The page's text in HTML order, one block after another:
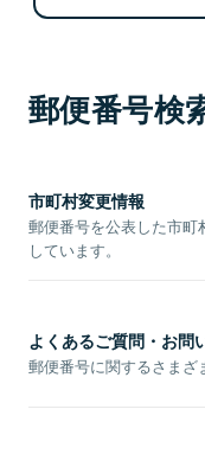
郵便番号検
市町村変更情報
郵便番号を公表した市
しています。
よくあるご質問・お問
郵便番号に関するさまざ